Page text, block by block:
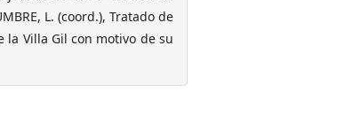
L. (coord.), Tratado de
la Villa Gil con motivo de su